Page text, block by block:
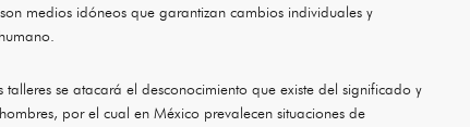
medios idóneos que garantizan cambios individuales y
se atacará el desconocimiento que existe del significado y
por el cual en México prevalecen situaciones de